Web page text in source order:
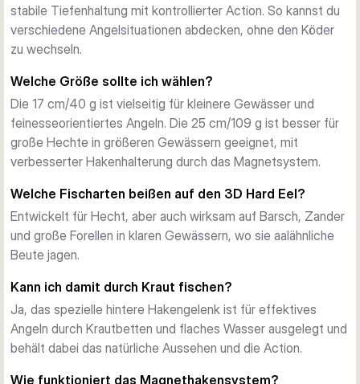
Das innovative Schwanzdesign ermöglicht es dir, das
Verhalten des Köders sofort zu ändern. Verstelle die
Schwanzposition, um Auftrieb und Action zu kontrollieren:
breiten, erratischen Seitenbewegungen
Schwanz unten: Köder behält konstante Lauftiefe mit
kontrollierterer Action
Der lange Schwanz erzeugt ausgeprägtes Seitenwackeln,
während die kürzere Variante einen effektiven Slider
Magnethakenfixierung
Die größere 25-cm-Version verfügt über ein
Doppelmagnetsystem, das den Bauchhaken sicher in
Position hält und die Fangquote deutlich erhöht, ohne das
natürliche Aussehen zu beeinträchtigen.
In zwei Größen für unterschiedliche Gewässer und
Hechtangel-Situationen verfügbar:
17 cm / 40 g: Ideal für kleinere Gewässer und
feinesseorientierte Präsentationen
stabile Tiefenhaltung mit kontrollierter Action. So kannst du
verschiedene Angelsituationen abdecken, ohne den Köder
zu wechseln.
Welche Größe sollte ich wählen?
Die 17 cm/40 g ist vielseitig für kleinere Gewässer und
feinesseorientiertes Angeln. Die 25 cm/109 g ist besser für
große Hechte in größeren Gewässern geeignet, mit
verbesserter Hakenhalterung durch das Magnetsystem.
Welche Fischarten beißen auf den 3D Hard Eel?
Entwickelt für Hecht, aber auch wirksam auf Barsch, Zander
und große Forellen in klaren Gewässern, wo sie aalähnliche
Beute jagen.
Kann ich damit durch Kraut fischen?
Ja, das spezielle hintere Hakengelenk ist für effektives
Angeln durch Krautbetten und flaches Wasser ausgelegt und
behält dabei das natürliche Aussehen und die Action.
Wie funktioniert das Magnethakensystem?